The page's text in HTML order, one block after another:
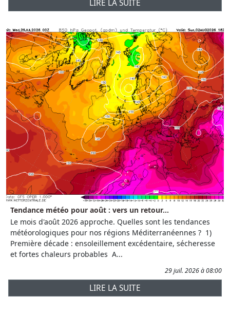
LIRE LA SUITE
Tendance météo pour août : vers un retour...
Le mois d'août 2026 approche. Quelles sont les tendances
météorologiques pour nos régions Méditerranéennes ? 1)
Première décade : ensoleillement excédentaire, sécheresse
et fortes chaleurs probables A...
29 juil. 2026 à 08:00
LIRE LA SUITE